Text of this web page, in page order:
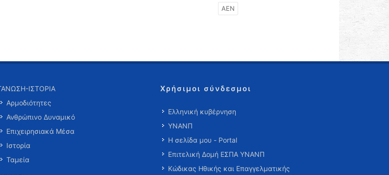
ΑΕΝ
ΙΣΤΟΡΙΑ
Αρμοδιότητες
Ανθρώπινο Δυναμικό
Επιχειρησιακά Μέσα
Ιστορία
Ταμεία
Χρήσιμοι σύνδεσμοι
Ελληνική κυβέρνηση
ΥΝΑΝΠ
Η σελίδα μου - Portal
Επιτελική Δομή ΕΣΠΑ ΥΝΑΝΠ
Κώδικας Ηθικής και Επαγγελματικής